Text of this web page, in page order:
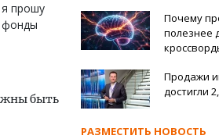
я прошу
фонды
быть
Почему
полезнее
Продажи
достигли
РАЗМЕСТИТЬ НОВОСТЬ